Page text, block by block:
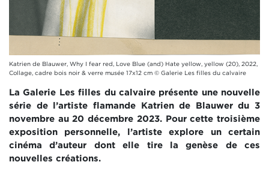
Katrien de Blauwer, Why I fear red, Love Blue (and) Hate yellow, yellow (20), 2022,
Collage, cadre bois noir & verre musée 17x12 cm © Galerie Les filles du calvaire
La Galerie Les filles du calvaire présente une nouvelle
série de l’artiste flamande Katrien de Blauwer du 3
novembre au 20 décembre 2023. Pour cette troisième
exposition personnelle, l’artiste explore un certain
cinéma d’auteur dont elle tire la genèse de ces
nouvelles créations.